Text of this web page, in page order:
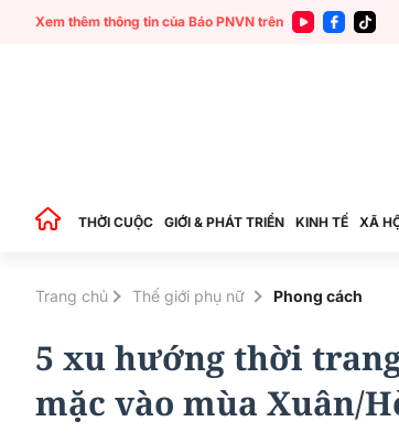
Xem thêm thông tin của Báo PNVN trên
THỜI CUỘC GIỚI & PHÁT TRIỂN KINH TẾ XÃ
Trang chủ Thế giới phụ nữ Phong cách
5 xu hướng thời
mặc vào mùa Xuân/